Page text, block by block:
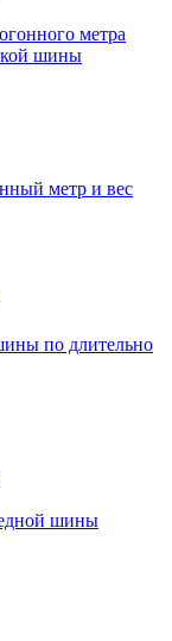
метра
шины
метр и вес
по длительно
шины